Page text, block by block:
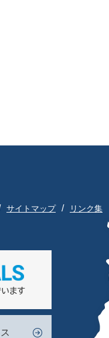
サイトマップ リンク集